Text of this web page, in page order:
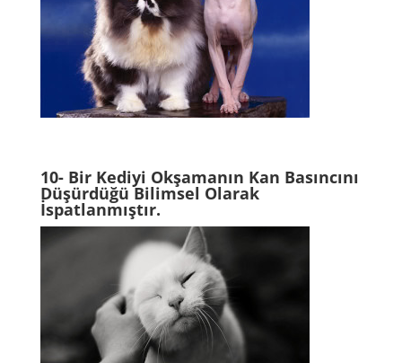
10- Bir Kediyi Okşamanın Kan Basıncını
Düşürdüğü Bilimsel Olarak
İspatlanmıştır.